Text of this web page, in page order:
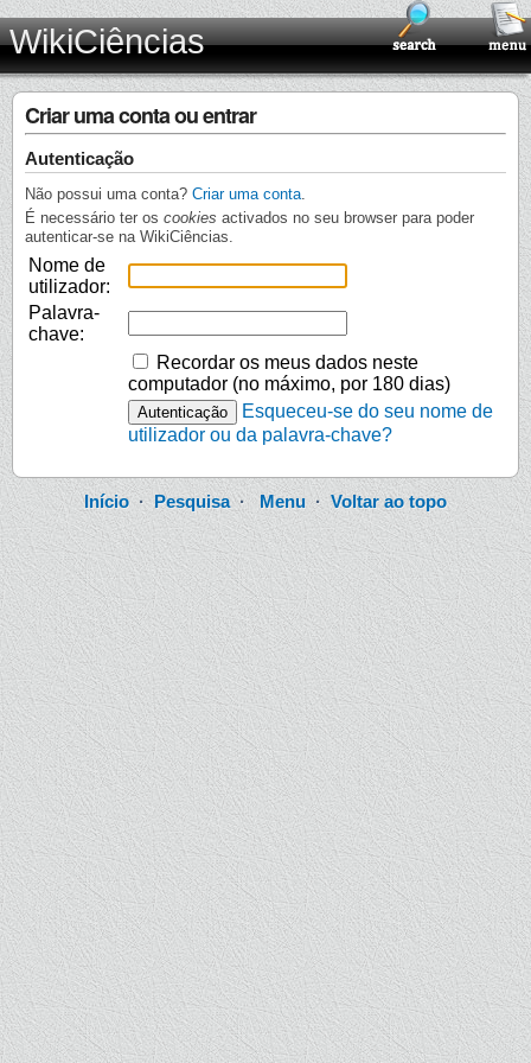
WikiCiências
Criar uma conta ou entrar
Autenticação
Não possui uma conta? Criar uma conta
É necessário ter os cookies activados no seu browser para poder
autenticar-se na WikiCiências.
Nome de
utilizador:
Palavra-
chave:
Recordar os meus dados neste
computador (no máximo, por 180 dias)
Esqueceu-se do seu nome de
utilizador ou da palavra-chave?
Início· Pesquisa·Menu ·Voltar ao topo